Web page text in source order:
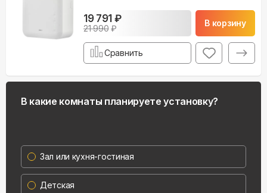
19 791 ₽
21 990₽
В корзину
Сравнить
В какие комнаты планируете установку?
Зал или кухня-гостиная
Детская